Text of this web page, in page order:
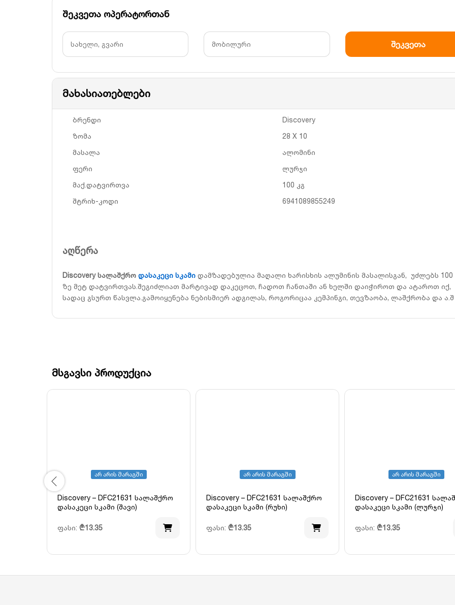
შეკვეთა ოპერატორთან
მახასიათებლები
ბრენდი
Discovery
ზომა
28 X 10
მასალა
ალომინი
ფერი
ლურჯი
მაქ.დატვირთვა
100 კგ
შტრიხ-კოდი
6941089855249
აღწერა
Discovery სალაშქრო დასაკეცი სკამი დამზადებულია მაღალი ხარისხის ალუმინის მასალისგან, უძლებს 100
ზე მეტ დატვირთვას.შეგიძლიათ მარტივად დაკეცოთ, ჩადოთ ჩანთაში ან ხელში დაიჭიროთ და ატაროთ იქ,
სადაც გსურთ წასვლა.გამოიყენება ნებისმიერ ადგილას, როგორიცაა კემპინგი, თევზაობა, ლაშქრობა და ა.შ
მსგავსი პროდუქცია
არ არის მარაგში
Discovery – DFC21631 სალაშქრო
დასაკეცი სკამი (შავი)
ფასი: ₾13.35
არ არის მარაგში
Discovery – DFC21631 სალაშქრო
დასაკეცი სკამი (რუხი)
ფასი: ₾13.35
არ არის მარაგში
Discovery – DFC21631
დასაკეცი სკამი (ლურჯი)
ფასი: ₾13.35